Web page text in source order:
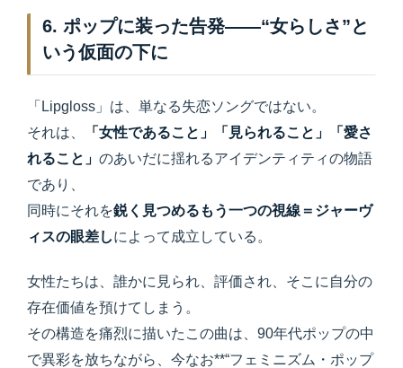
6. ポップに装った告発――“女らしさ”と
いう仮面の下に
「Lipgloss」は、単なる失恋ソングではない。
それは、
「女性であること」「見られること」「愛さ
れること」 のあいだに揺れるアイデンティティの物語
であり、
同時にそれを鋭く見つめるもう一つの視線＝ジャーヴ
ィスの眼差しによって成立している。
女性たちは、誰かに見られ、評価され、そこに自分の
存在価値を預けてしまう。
その構造を痛烈に描いたこの曲は、90年代ポップの中
で異彩を放ちながら、今なお**“フェミニズム・ポップ